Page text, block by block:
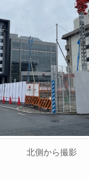
北側から撮影